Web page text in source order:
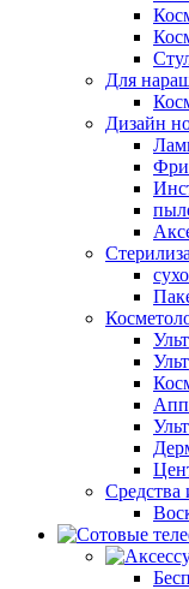
Для
Дизайн
Средства